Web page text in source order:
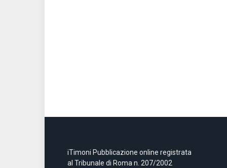
iTimoni Pubblicazione online registrata
al Tribunale di Roma n. 207/2002